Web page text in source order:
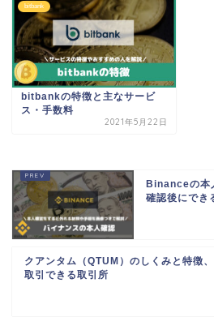
bitbank
bitbankの特徴と主なサービ
ス・手数料
2021年5月22日
Binanceの本
確認後にでき
クアンタム（QTUM）のしくみと特徴、
取引できる取引所